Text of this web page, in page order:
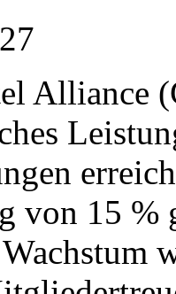
Alliance
von 15 %